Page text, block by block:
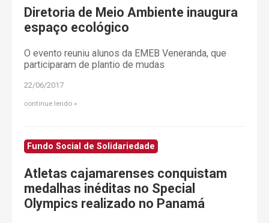
Diretoria de Meio Ambiente inaugura
espaço ecológico
O evento reuniu alunos da EMEB Veneranda, que
participaram de plantio de mudas
22/06/2017
continue lendo
Fundo Social de Solidariedade
Atletas cajamarenses conquistam
medalhas inéditas no Special
Olympics realizado no Panamá